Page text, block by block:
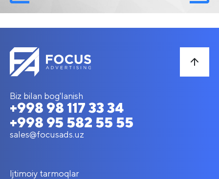
Biz bilan bog'lanish
+998 98 117 33 34
+998 95 582 55 55
sales@focusads.uz
Ijtimoiy tarmoqlar